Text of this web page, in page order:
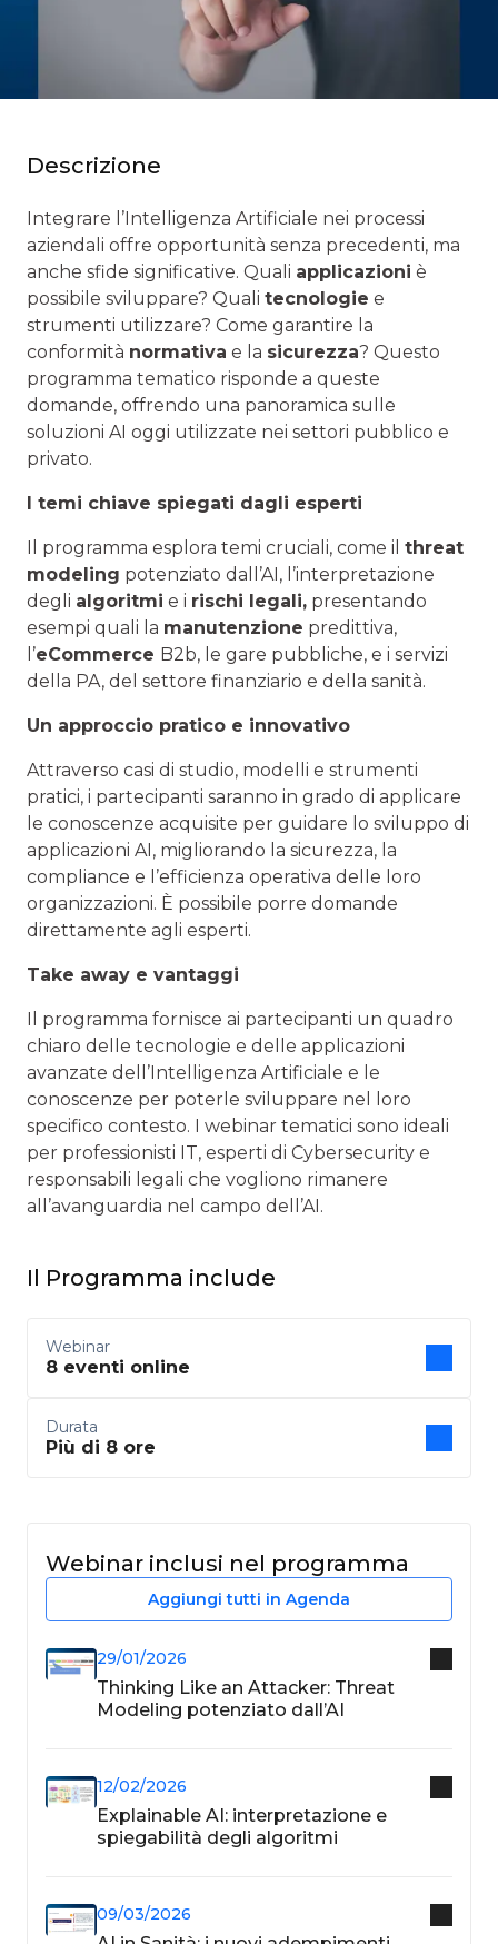
Descrizione
Integrare l’Intelligenza Artificiale nei processi
aziendali offre opportunità senza precedenti, ma
anche sfide significative. Quali applicazioni è
possibile sviluppare? Quali tecnologie e
strumenti utilizzare? Come garantire la
conformità normativa e la sicurezza? Questo
programma tematico risponde a queste
domande, offrendo una panoramica sulle
soluzioni AI oggi utilizzate nei settori pubblico e
privato.
I temi chiave spiegati dagli esperti
Il programma esplora temi cruciali, come il threat
modeling potenziato dall’AI, l’interpretazione
degli algoritmi e i rischi legali, presentando
esempi quali la manutenzione predittiva,
l’eCommerce B2b, le gare pubbliche, e i servizi
della PA, del settore finanziario e della sanità.
Un approccio pratico e innovativo
Attraverso casi di studio, modelli e strumenti
pratici, i partecipanti saranno in grado di applicare
le conoscenze acquisite per guidare lo sviluppo di
applicazioni AI, migliorando la sicurezza, la
compliance e l’efficienza operativa delle loro
organizzazioni. È possibile porre domande
direttamente agli esperti.
Take away e vantaggi
Il programma fornisce ai partecipanti un quadro
chiaro delle tecnologie e delle applicazioni
avanzate dell’Intelligenza Artificiale e le
conoscenze per poterle sviluppare nel loro
specifico contesto. I webinar tematici sono ideali
per professionisti IT, esperti di Cybersecurity e
responsabili legali che vogliono rimanere
all’avanguardia nel campo dell’AI.
Il Programma include
Webinar
8 eventi online
Durata
Più di 8 ore
Webinar inclusi nel programma
Aggiungi tutti in Agenda
29/01/2026
Thinking Like an Attacker: Threat
Modeling potenziato dall’AI
12/02/2026
Explainable AI: interpretazione e
spiegabilità degli algoritmi
09/03/2026